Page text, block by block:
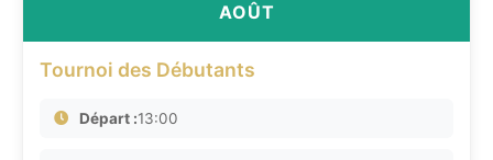
AOÛT
Tournoi des Débutants
Départ :13:00